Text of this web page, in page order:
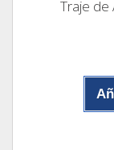
Traje de